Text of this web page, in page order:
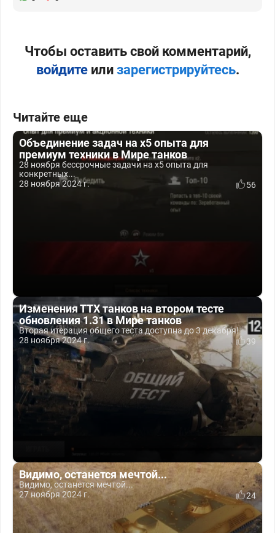
Чтобы оставить свой комментарий,
войдитеили зарегистрируйтесь.
Читайте еще
Объединение задач на x5 опыта для
премиум техники в Мире танков
28 ноября бессрочные задачи на x5 опыта для
конкретных...
28 ноября 2024 г.
56
Изменения ТТХ танков на втором тесте
обновления 1.31 в Мире танков
Вторая итерация общего теста доступна до 3 декабря!
28 ноября 2024 г.
39
Видимо, останется мечтой...
Видимо, останется мечтой...
27 ноября 2024 г.
24